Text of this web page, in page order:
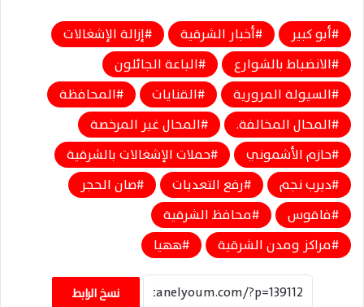
أبو كبير أخبار الشرقية
إزالة الإشغالات
الانضباط بالشوارع
الباعة الجائلون
السيولة المرورية
القنايات
المحافظة
المحال المخالفة.
المحال غير المرخصة
حازم الأشموني
حملات الإشغالات بالشرقية
ديرب نجم
رفع التعديات
صان الحجر
فاقوس
محافظ الشرقية
مراكز ومدن الشرقية
ههيا
نسخ الرابط